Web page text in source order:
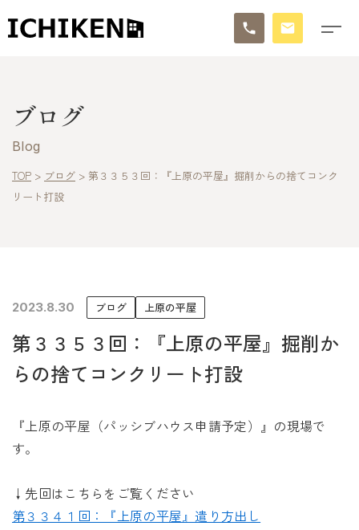
ブログ
施工事例
未来に住み継ぐ平屋
ブログ
Blog
TOP > ブログ > 第３３５３回：『上原の平屋』掘削からの捨てコンク
リート打設
2023.8.30 ブログ 上原の平屋
第３３５３回：『上原の平屋』掘削か
らの捨てコンクリート打設
『上原の平屋（パッシブハウス申請予定）』の現場で
す。
↓先回はこちらをご覧ください
第３３４１回：『上原の平屋』遣り方出し